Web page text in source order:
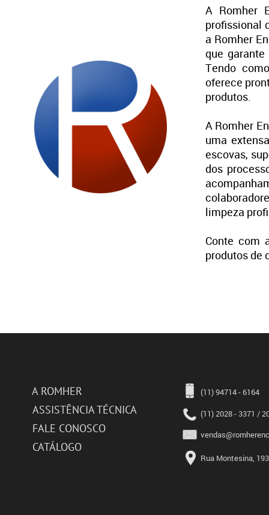
A Romher
profissional
a Romher
que
Tendo
oferece
produtos.
A Romher
uma
escovas,
dos
limpeza
Conte com
produtos de
A ROMHER
ASSISTÊNCIA TÉCNICA
FALE CONOSCO
CATÁLOGO
(11) 94714 - 6164
(11) 2028 - 3371 /
Rua Montesina,